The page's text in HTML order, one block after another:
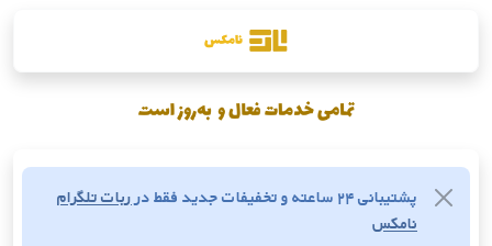
پشتیبانی ۲۴ ساعته و تخفیفات جدید فقط در
ربات تلگرام
نامکس